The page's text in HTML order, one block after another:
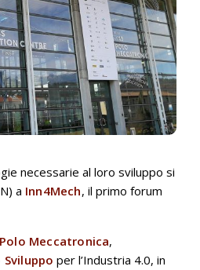
necessarie al loro sviluppo si
a Inn4Mech, il primo forum
Polo Meccatronica,
per l’Industria 4.0, in